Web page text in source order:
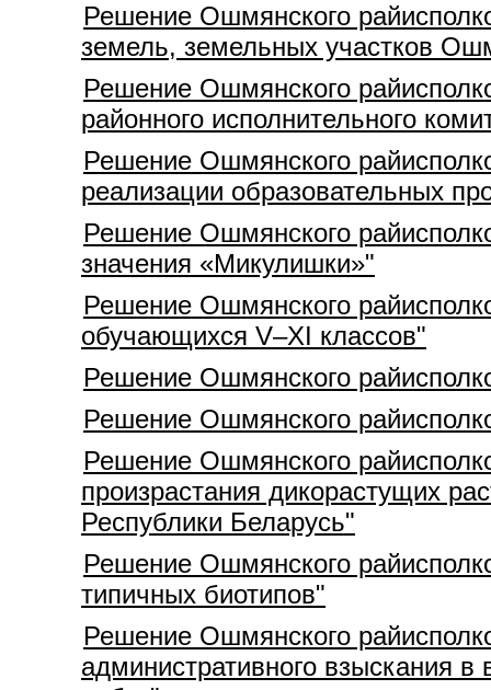
Решение Ошмянского
земель, земельных участков
Решение Ошмянского
районного исполнительного
Решение Ошмянского
реализации образовательных
Решение Ошмянского
значения «Микулишки»"
Решение Ошмянского
обучающихся V–XI классов"
Решение Ошмянского
Решение Ошмянского
Решение Ошмянского
произрастания дикорастущих
Республики Беларусь"
Решение Ошмянского
типичных биотипов"
Решение Ошмянского
административного взыскания